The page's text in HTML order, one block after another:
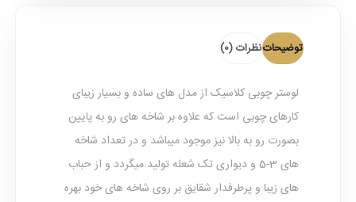
توضیحاتنظرات (0)
لوستر چوبی کلاسیک از مدل های ساده و بسیار زیبای
کارهای چوبی است که علاوه بر شاخه های رو به پایین
بصورت رو به بالا نیز موجود میباشد و در تعداد شاخه
های 3-5 و دیواری تک شعله تولید میگردد و از حباب
های زیبا و پرطرفدار شقایق بر روی شاخه های خود بهره